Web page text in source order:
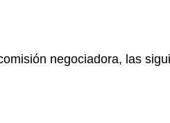
negociadora, las